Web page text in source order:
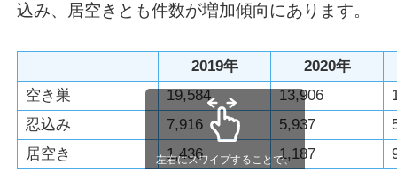
込み、居空きとも件数が増加傾向にあります。
2019年
2020年
空き巣
19,584 13,906
忍込み
7,916 5,937
居空き
1,436 1,187
左右にスワイプすることで、